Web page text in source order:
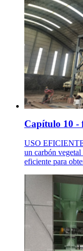
Capítulo 10 -
USO
un carbón vegetal
eficiente para